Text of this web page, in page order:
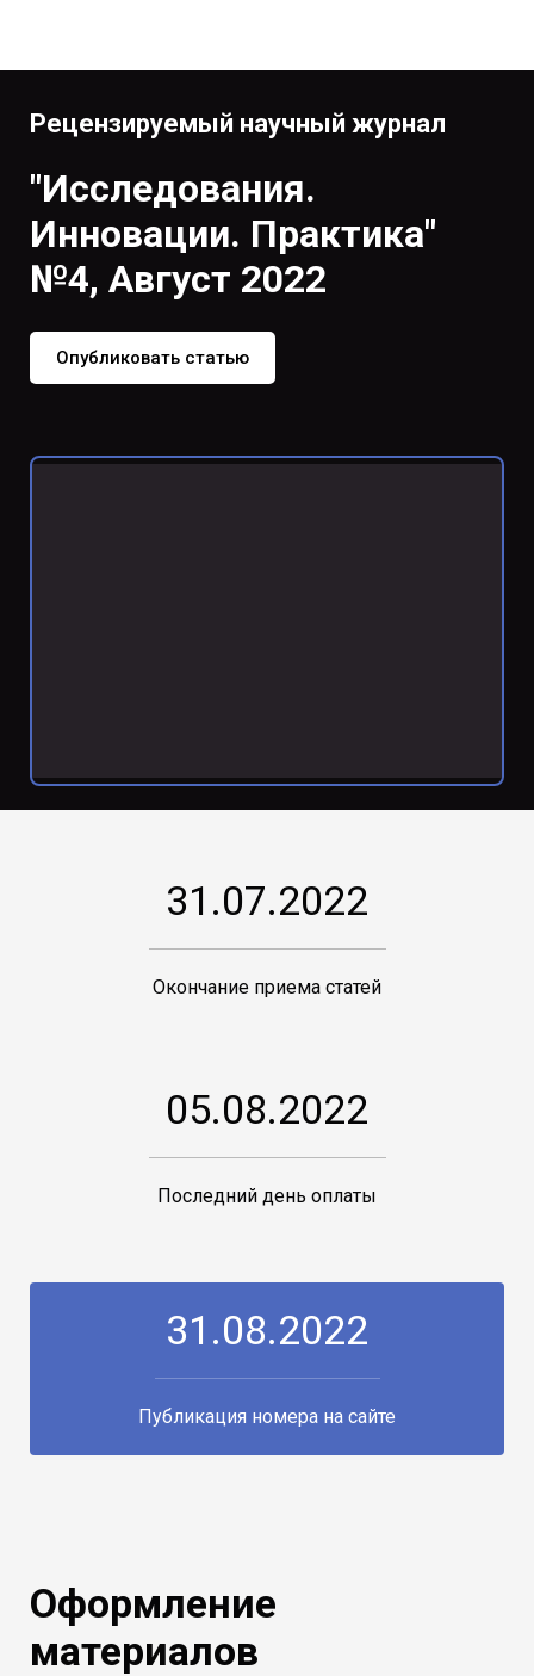
Рецензируемый научный журнал
"Исследования.
Инновации. Практика"
№4, Август 2022
Опубликовать статью
31.07.2022
Окончание приема статей
05.08.2022
Последний день оплаты
31.08.2022
Публикация номера на сайте
Оформление
материалов